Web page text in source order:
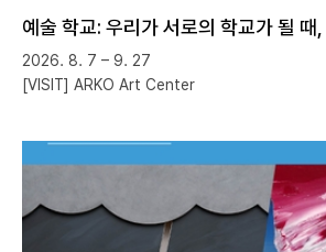
예술 학교: 우리가 서로의 학교가 될 때,
2026. 8. 7 – 9. 27
[VISIT] ARKO Art Center